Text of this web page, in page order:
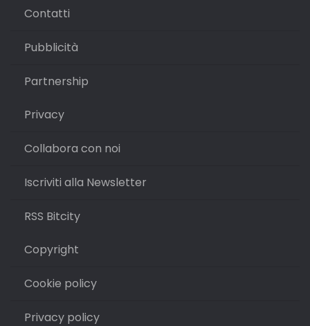
Contatti
Pubblicità
Partnership
Privacy
Collabora con noi
Iscriviti alla Newsletter
RSS Bitcity
Copyright
Cookie policy
Privacy policy